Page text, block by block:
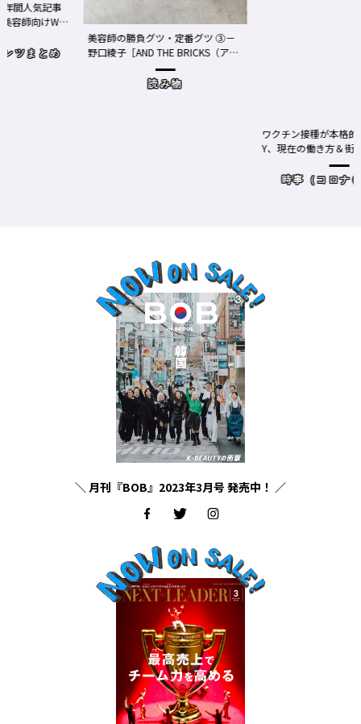
美容師の勝負グツ・定番グツ ③－
野口綾子［AND THE BRICKS（アン
ドザブリックス）／神奈川県鎌倉
ワクチン接種が本格的に始まったN
Y、現在の働き方＆街の様子
時事（コロナもここ）
＼ 月刊『BOB』2023年3月号 発売中！ ／